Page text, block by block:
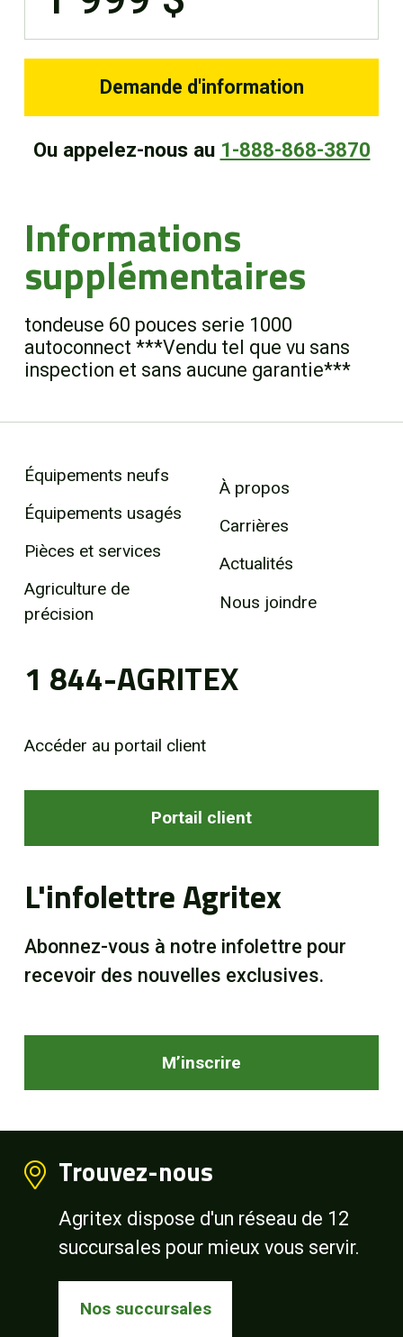
Demande d'information
Ou appelez-nous au 1-888-868-3870
Informations
supplémentaires
tondeuse 60 pouces serie 1000
autoconnect ***Vendu tel que vu sans
inspection et sans aucune garantie***
Équipements neufs
Équipements usagés
Pièces et services
Agriculture de
précision
À propos
Carrières
Actualités
Nous joindre
1 844-AGRITEX
Accéder au portail client
Portail client
L'infolettre Agritex
Abonnez-vous à notre infolettre pour
recevoir des nouvelles exclusives.
M’inscrire
Trouvez-nous
Agritex dispose d'un réseau de 12
succursales pour mieux vous servir.
Nos succursales